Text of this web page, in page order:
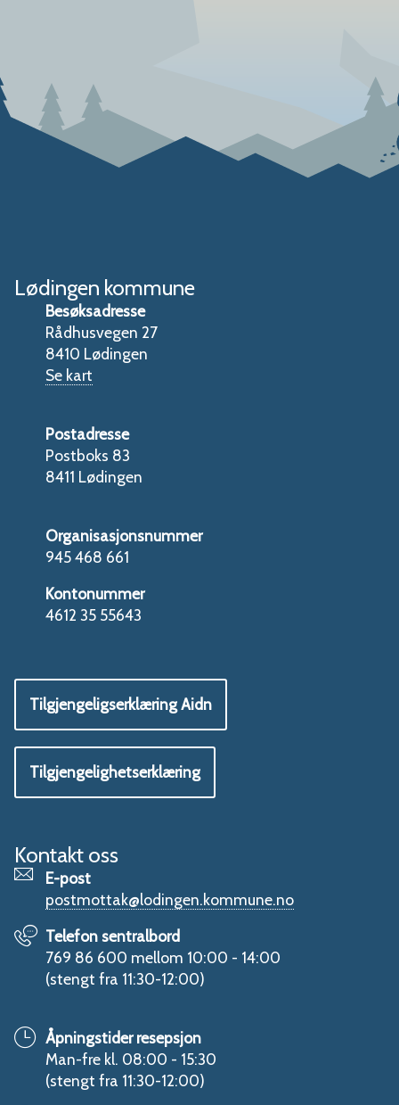
Lødingen kommune
Besøksadresse
Rådhusvegen 27
8410 Lødingen
Se kart
Postadresse
Postboks 83
8411 Lødingen
Organisasjonsnummer
945 468 661
Kontonummer
4612 35 55643
Tilgjengeligserklæring Aidn
Tilgjengelighetserklæring
Kontakt oss
E-post
postmottak@lodingen.kommune.no
Telefon sentralbord
769 86 600 mellom 10:00 - 14:00
(stengt fra 11:30-12:00)
Åpningstider resepsjon
Man-fre kl. 08:00 - 15:30
(stengt fra 11:30-12:00)